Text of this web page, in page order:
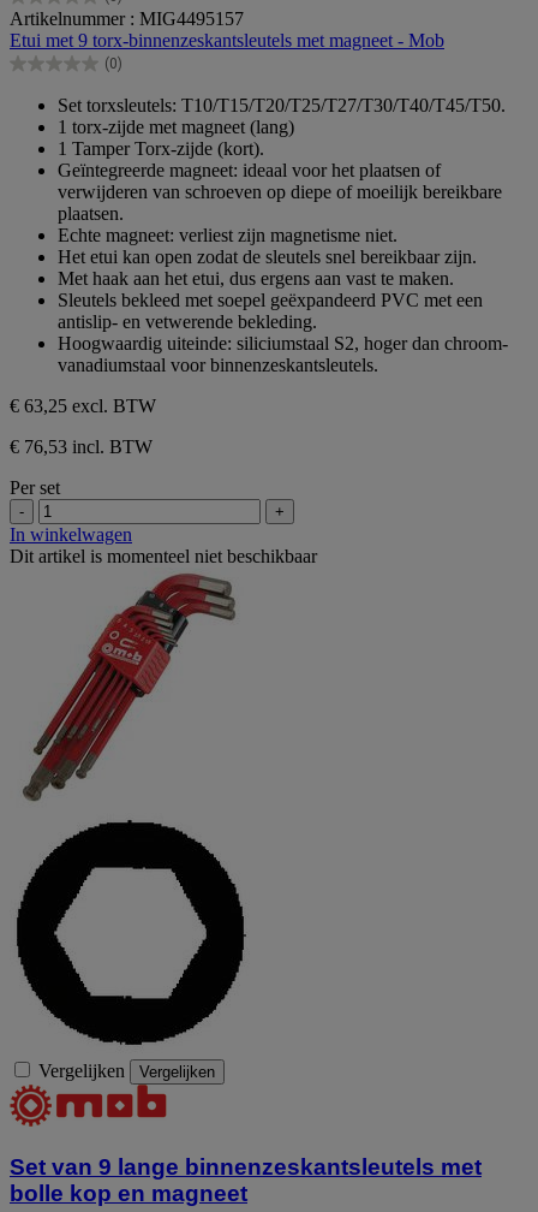
0.0
van
de
5
Artikelnummer : MIG4495157
Etui met 9 torx-binnenzeskantsleutels met magneet - Mob
(0)
0.0
sterren.
Set torxsleutels: T10/T15/T20/T25/T27/T30/T40/T45/T50.
1 torx-zijde met magneet (lang)
1 Tamper Torx-zijde (kort).
Geïntegreerde magneet: ideaal voor het plaatsen of
verwijderen van schroeven op diepe of moeilijk bereikbare
plaatsen.
Echte magneet: verliest zijn magnetisme niet.
Het etui kan open zodat de sleutels snel bereikbaar zijn.
Met haak aan het etui, dus ergens aan vast te maken.
Sleutels bekleed met soepel geëxpandeerd PVC met een
antislip- en vetwerende bekleding.
Hoogwaardig uiteinde: siliciumstaal S2, hoger dan chroom-
vanadiumstaal voor binnenzeskantsleutels.
€ 63,25 excl. BTW
€ 76,53 incl. BTW
Per set
- +
In winkelwagen
Dit artikel is momenteel niet beschikbaar
Vergelijken Vergelijken
Set van 9 lange binnenzeskantsleutels met
bolle kop en magneet